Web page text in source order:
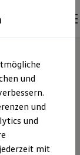
Marnet
und
und
und
mit